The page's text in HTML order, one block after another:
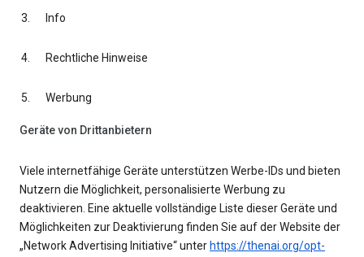
Info
Rechtliche Hinweise
Werbung
Geräte von Drittanbietern
Viele internetfähige Geräte unterstützen Werbe-IDs und bieten
Nutzern die Möglichkeit, personalisierte Werbung zu
deaktivieren. Eine aktuelle vollständige Liste dieser Geräte und
Möglichkeiten zur Deaktivierung finden Sie auf der Website der
„Network Advertising Initiative“ unter https://thenai.org/opt-